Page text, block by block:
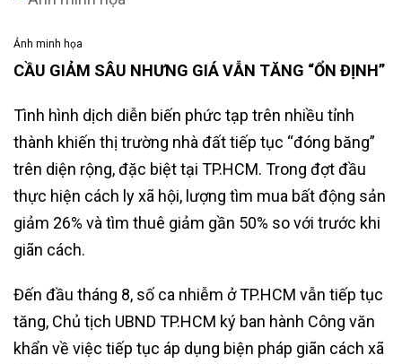
Ảnh minh họa
CẦU GIẢM SÂU NHƯNG GIÁ VẪN TĂNG “ỔN ĐỊNH”
Tình hình dịch diễn biến phức tạp trên nhiều tỉnh
thành khiến thị trường nhà đất tiếp tục “đóng băng”
trên diện rộng, đặc biệt tại TP.HCM. Trong đợt đầu
thực hiện cách ly xã hội, lượng tìm mua bất động sản
giảm 26% và tìm thuê giảm gần 50% so với trước khi
giãn cách.
Đến đầu tháng 8, số ca nhiễm ở TP.HCM vẫn tiếp tục
tăng, Chủ tịch UBND TP.HCM ký ban hành Công văn
khẩn về việc tiếp tục áp dụng biện pháp giãn cách xã